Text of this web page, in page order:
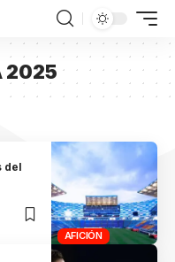
2025
AFICIÓN
del